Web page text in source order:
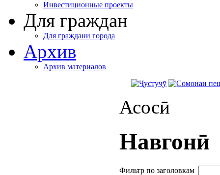
Инвестиционные проекты
Для граждан
Для граждани города
Архив
Архив материалов
Асосӣ
Навгонӣ
Фильтр по заголовкам